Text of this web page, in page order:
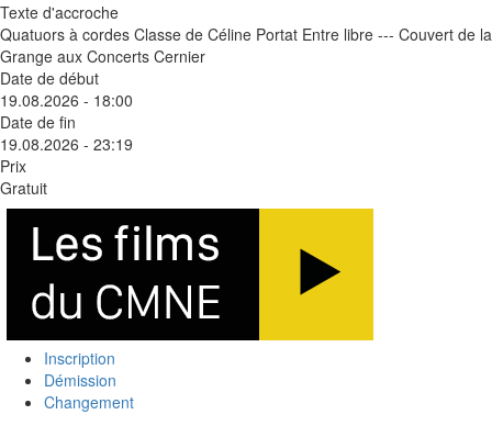
Texte d'accroche
Quatuors à cordes Classe de Céline Portat Entre libre --- Couvert de la
Grange aux Concerts Cernier
Date de début
19.08.2026 - 18:00
Date de fin
19.08.2026 - 23:19
Prix
Gratuit
Inscription
Démission
Changement